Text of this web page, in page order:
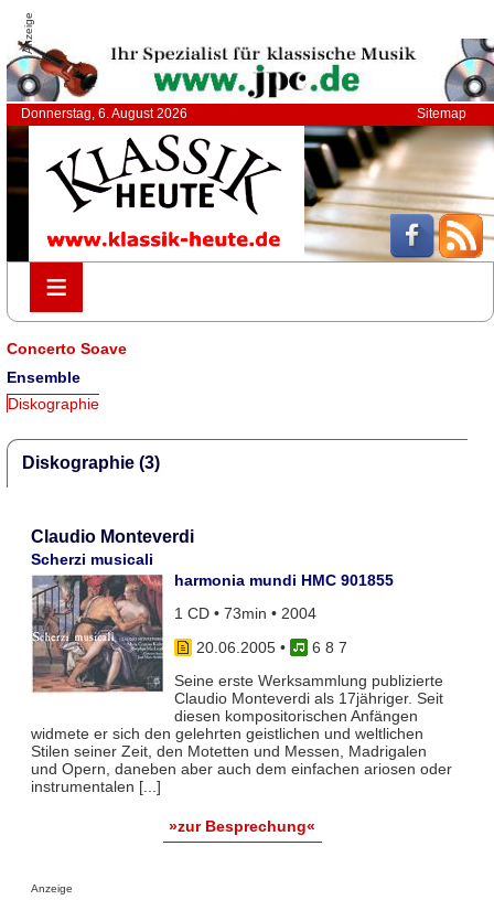
Anzeige
Donnerstag, 6. August 2026 Sitemap
≡
≡
Concerto Soave
Ensemble
Diskographie
Diskographie (3)
Claudio Monteverdi
Scherzi musicali
harmonia mundi HMC 901855
1 CD • 73min • 2004
20.06.2005•
6 8 7
Seine erste Werksammlung publizierte
Claudio Monteverdi als 17jähriger. Seit
diesen kompositorischen Anfängen
widmete er sich den gelehrten geistlichen und weltlichen
Stilen seiner Zeit, den Motetten und Messen, Madrigalen
und Opern, daneben aber auch dem einfachen ariosen oder
instrumentalen [...]
»zur Besprechung«
Anzeige